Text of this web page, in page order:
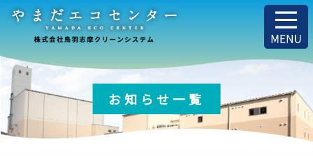
お知らせ一覧